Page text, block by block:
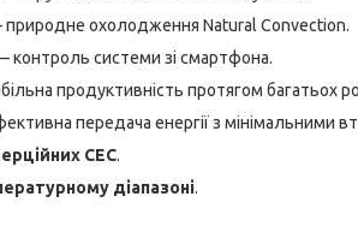
охолодження Natural Convection.
контроль системи зі смартфона.
продуктивність протягом багатьох
передача енергії з мінімальними
СЕС.
діапазоні.